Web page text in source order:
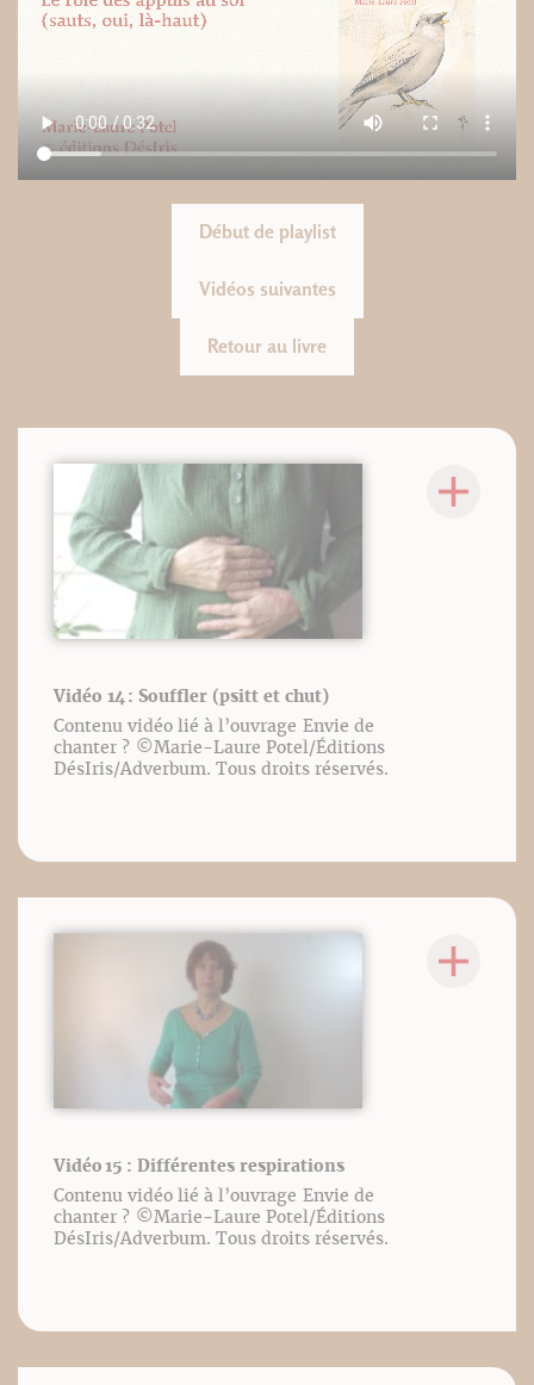
Début de playlist
Vidéos suivantes
Retour au livre
Vidéo 14 : Souffler (psitt et chut)
Contenu vidéo lié à l’ouvrage Envie de
chanter ? ©️Marie-Laure Potel/Éditions
DésIris/Adverbum. Tous droits réservés.
Vidéo 15 : Différentes respirations
Contenu vidéo lié à l’ouvrage Envie de
chanter ? ©️Marie-Laure Potel/Éditions
DésIris/Adverbum. Tous droits réservés.